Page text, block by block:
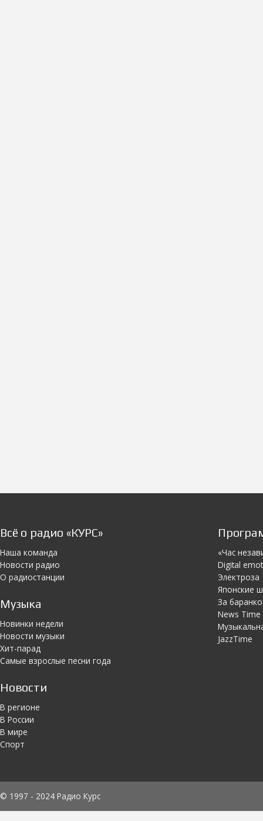
Всё о радио «КУРС»
Наша команда
Новости радио
О радиостанции
Музыка
Новинки недели
Новости музыки
Хит-парад
Самые взрослые песни года
Новости
В регионе
В России
В мире
Спорт
«Час
Digital
Электроза
Японскиe
За
News Time
JazzTime
© 1997 - 2024 Радио Курс